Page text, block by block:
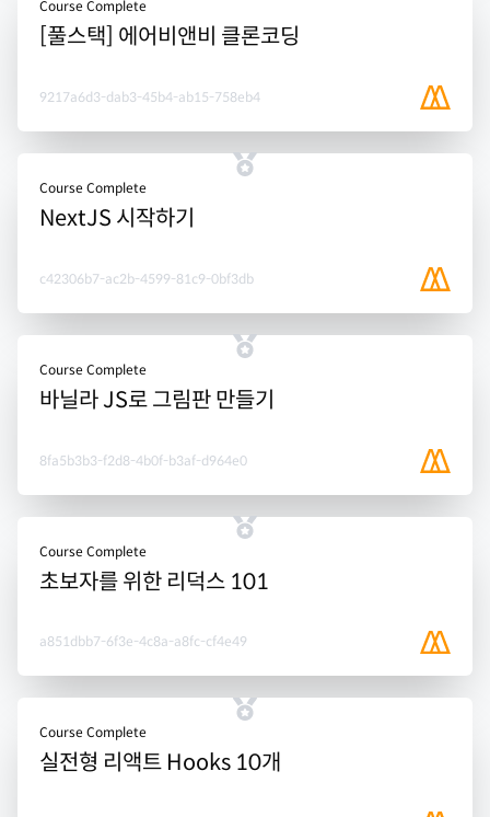
Course Complete
[풀스택] 에어비앤비 클론코딩
9217a6d3-dab3-45b4-ab15-758eb4
Course Complete
NextJS 시작하기
c42306b7-ac2b-4599-81c9-0bf3db
Course Complete
바닐라 JS로 그림판 만들기
8fa5b3b3-f2d8-4b0f-b3af-d964e0
Course Complete
초보자를 위한 리덕스 101
a851dbb7-6f3e-4c8a-a8fc-cf4e49
Course Complete
실전형 리액트 Hooks 10개